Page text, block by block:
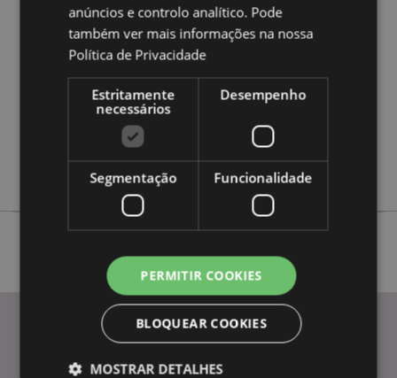
Informação
Block 3 x 7 x 4cm Utensílios 6.5cm Artefact 3.5 -
5055071696572
144
0.076000
Não
INFORMAÇÃO
anúncios e controlo analítico. Pode
também ver mais informações na nossa
Política de Privacidade
Estritamente
necessários
Desempenho
Segmentação Funcionalidade
PERMITIR COOKIES
BLOQUEAR COOKIES
MOSTRAR DETALHES